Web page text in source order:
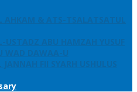
AHKAM & ATS-TSALATSATUL
USTADZ ABU HAMZAH YUSUF
WAD DAWAA-U
FII SYARH USHULUS